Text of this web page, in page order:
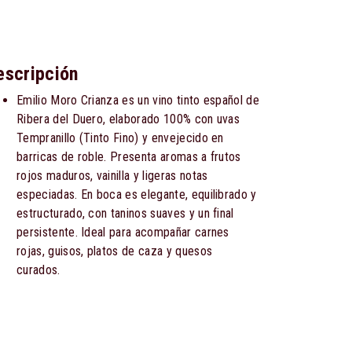
Emilio Moro Crianza es un vino tinto español de
Ribera del Duero, elaborado 100% con uvas
Tempranillo (Tinto Fino) y envejecido en
barricas de roble. Presenta aromas a frutos
rojos maduros, vainilla y ligeras notas
especiadas. En boca es elegante, equilibrado y
estructurado, con taninos suaves y un final
persistente. Ideal para acompañar carnes
rojas, guisos, platos de caza y quesos
curados.